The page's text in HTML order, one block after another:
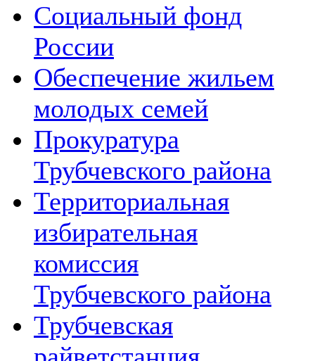
Социальный фонд
России
Обеспечение жильем
молодых семей
Прокуратура
Трубчевского района
Территориальная
избирательная
комиссия
Трубчевского района
Трубчевская